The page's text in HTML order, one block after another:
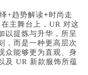
+趋势解读+时尚走
主舞台上，UR 对这
以提炼与升华，所呈
，而是一种更高层次
众能够更为直观、身
及 UR 新款服饰所蕴